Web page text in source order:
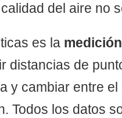
del aire no
es la
distancias de
y cambiar entre
Todos los datos